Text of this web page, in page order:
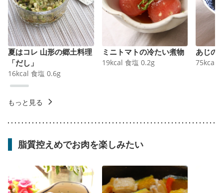
夏はコレ 山形の郷土料理
「だし」
16kcal 食塩 0.6g
ミニトマトの冷たい煮物
19kcal 食塩 0.2g
あじの
75kcal
もっと見る
脂質控えめでお肉を楽しみたい